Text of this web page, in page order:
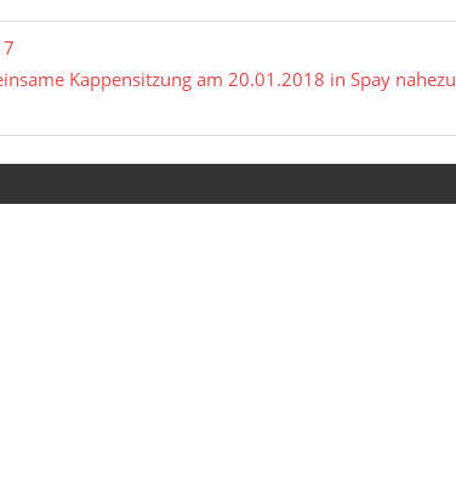
Kappensitzung am 20.01.2018 in Spay nahezu